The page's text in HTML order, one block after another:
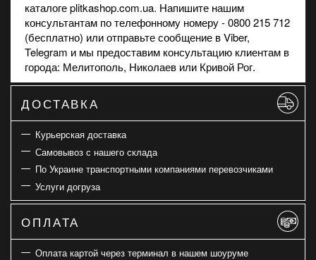
каталоге plitkashop.com.ua. Напишите нашим
консультантам по телефонному номеру - 0800 215 712
(бесплатно) или отправьте сообщение вViber,
Telegram и мы предоставим консультацию клиентам в
города: Мелитополь, Николаев или Кривой Рог.
ДОСТАВКА
Курьерская доставка
Самовывоз с нашего склада
По Украине транспортными компаниями перевозчиками
Услуги догруза
ОПЛАТА
Оплата картой через терминал в нашем шоуруме